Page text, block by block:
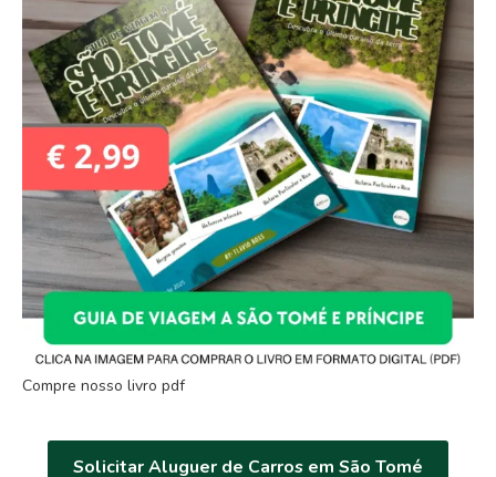
Compre nosso livro pdf
Solicitar Aluguer de Carros em São Tomé